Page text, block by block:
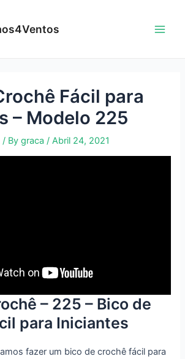
Fácil para
– Modelo 225
/ Bygraca /Abril 24, 2021
– 225 – Bico de
para Iniciantes
fazer um bico de crochê fácil para